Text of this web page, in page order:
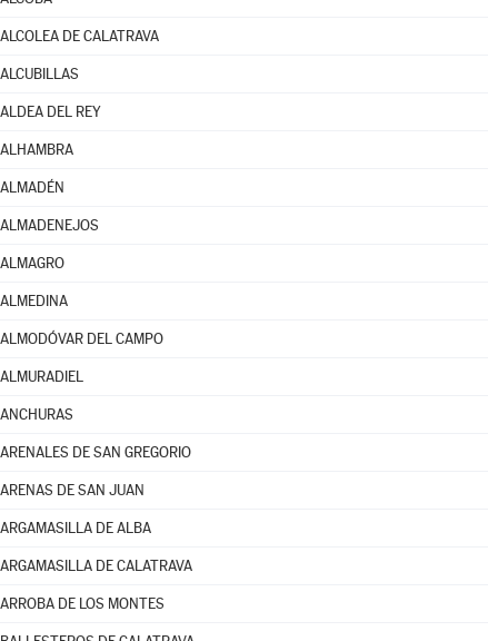
ALCOLEA DE CALATRAVA
ALCUBILLAS
ALDEA DEL REY
ALHAMBRA
ALMADÉN
ALMADENEJOS
ALMAGRO
ALMEDINA
ALMODÓVAR DEL CAMPO
ALMURADIEL
ANCHURAS
ARENALES DE SAN GREGORIO
ARENAS DE SAN JUAN
ARGAMASILLA DE ALBA
ARGAMASILLA DE CALATRAVA
ARROBA DE LOS MONTES